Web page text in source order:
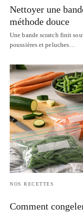
Nettoyer une
méthode douce
Une bande scratch finit
poussières et peluches…
NOS RECETTES
Comment